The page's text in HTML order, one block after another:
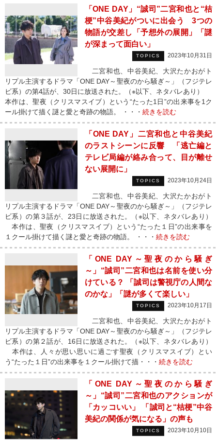
「ONE DAY」“誠司”二宮和也と“桔
梗”中谷美紀がついに出会う 3つの
物語が交差し「予想外の展開」「謎
が深まって面白い」
TOPICS 2023年10月31日
二宮和也、中谷美紀、大沢たかおがト
リプル主演するドラマ「ONE DAY～聖夜のから騒ぎ～」（フジテレ
ビ系）の第4話が、30日に放送された。（※以下、ネタバレあり）
本作は、聖夜（クリスマスイブ）という“たった1日”の出来事を1ク
ール掛けて描く謎と愛と奇跡の物語。 ・・・ 続きを読む
「ONE DAY」二宮和也と中谷美紀
のラストシーンに反響 「逃亡編と
テレビ局編が絡み合って、目が離せ
ない展開に」
TOPICS 2023年10月24日
二宮和也、中谷美紀、大沢たかおがト
リプル主演するドラマ「ONE DAY～聖夜のから騒ぎ～」（フジテレ
ビ系）の第３話が、23日に放送された。（※以下、ネタバレあり）
本作は、聖夜（クリスマスイブ）という“たった１日”の出来事を
１クール掛けて描く謎と愛と奇跡の物語。 ・・・ 続きを読む
「ONE DAY～聖夜のから騒ぎ
～」“誠司”二宮和也は名前を使い分
けている？ 「誠司は警視庁の人間な
のかな」「謎が多くて楽しい」
TOPICS 2023年10月17日
二宮和也、中谷美紀、大沢たかおがト
リプル主演するドラマ「ONE DAY～聖夜のから騒ぎ～」（フジテレ
ビ系）の第２話が、16日に放送された。（※以下、ネタバレあり）
本作は、人々が思い思いに過ごす聖夜（クリスマスイブ）とい
う“たった１日”の出来事を１クール掛けて描・・・ 続きを読む
「ONE DAY～聖夜のから騒ぎ
～」“誠司”二宮和也のアクションが
「カッコいい」 「誠司と“桔梗”中谷
美紀の関係が気になる」の声も
TOPICS 2023年10月10日